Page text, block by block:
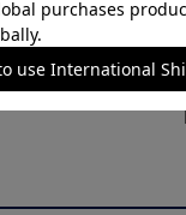
RB大宮アルディージャ
ピカチュウ タオルマフラ